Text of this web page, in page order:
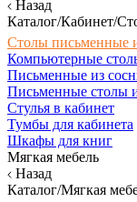
Назад
Каталог/Кабинет/
Столы письменные
Компьютерные
Письменные из
Письменные столы
Стулья в кабинет
Тумбы для кабинета
Шкафы для книг
Мягкая мебель
Назад
Каталог/Мягкая